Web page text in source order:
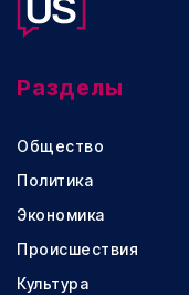
Разделы
Общество
Политика
Экономика
Происшествия
Культура